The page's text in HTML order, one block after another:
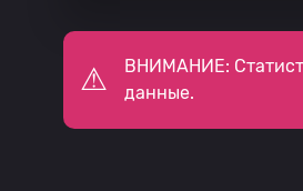
ВНИМАНИЕ:
данные.